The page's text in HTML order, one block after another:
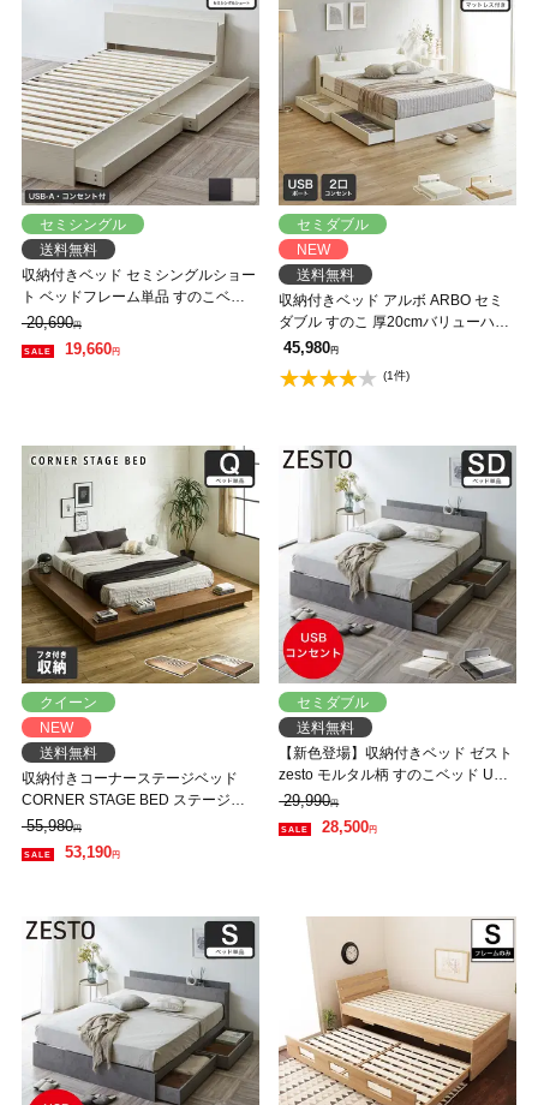
セミシングル
送料無料
収納付きベッド セミシングルショー
ト ベッドフレーム単品 すのこベッ
ド 収納ベッド 棚 USB コンセント
【z有料組立】
20,690円
19,660円
セミダブル
NEW
送料無料
収納付きベッド アルボ ARBO セミ
ダブル すのこ 厚20cmバリューハー
ドポケットコイルマットレス付
USB・コンセント フレーム 引き出
し付 マットレス付
45,980円
(1件)
クイーン
NEW
送料無料
収納付きコーナーステージベッド
CORNER STAGE BED ステージベ
ッド 隠せる収納 フタ付き収納 ロー
ベッド すのこベッド コーナーベッ
ド デイベッド 床面高24cm ベッド単
55,980円
53,190円
セミダブル
送料無料
【新色登場】収納付きベッド ゼスト
zesto モルタル柄 すのこベッド USB
コンセント【z有料組立】 引き出し
収納付きベッド セミダブル フレー
ム単品
29,990円
28,500円